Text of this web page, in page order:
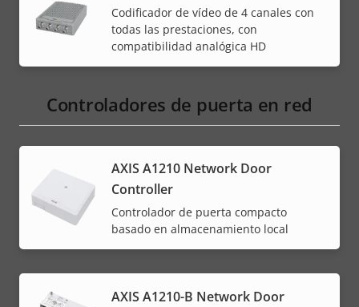
Codificador de vídeo de 4 canales con
todas las prestaciones, con
compatibilidad analógica HD
Controladores de puerta en red
AXIS A1210 Network Door
Controller
Controlador de puerta compacto
basado en almacenamiento local
AXIS A1210-B Network Door